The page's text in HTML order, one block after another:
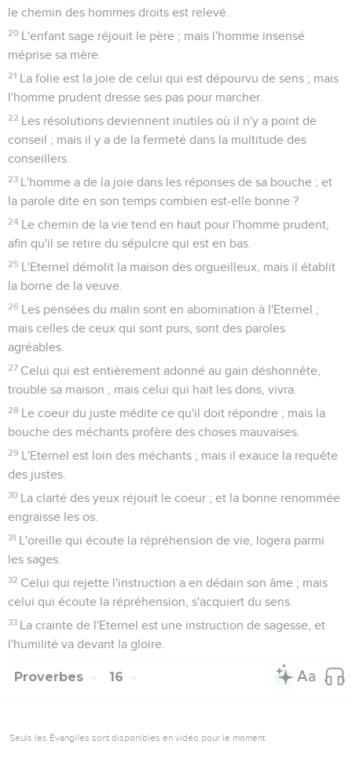
le chemin des hommes droits est relevé.
20 L'enfant sage réjouit le père ; mais l'homme insensé
méprise sa mère.
21 La folie est la joie de celui qui est dépourvu de sens ; mais
l'homme prudent dresse ses pas pour marcher.
22 Les résolutions deviennent inutiles où il n'y a point de
conseil ; mais il y a de la fermeté dans la multitude des
conseillers.
23 L'homme a de la joie dans les réponses de sa bouche ; et
la parole dite en son temps combien est-elle bonne ?
24 Le chemin de la vie tend en haut pour l'homme prudent,
afin qu'il se retire du sépulcre qui est en bas.
25 L'Eternel démolit la maison des orgueilleux, mais il établit
la borne de la veuve.
26 Les pensées du malin sont en abomination à l'Eternel ;
mais celles de ceux qui sont purs, sont des paroles
agréables.
27 Celui qui est entièrement adonné au gain déshonnête,
trouble sa maison ; mais celui qui hait les dons, vivra.
28 Le coeur du juste médite ce qu'il doit répondre ; mais la
bouche des méchants profère des choses mauvaises.
29 L'Eternel est loin des méchants ; mais il exauce la requête
des justes.
30 La clarté des yeux réjouit le coeur ; et la bonne renommée
engraisse les os.
31 L'oreille qui écoute la répréhension de vie, logera parmi
les sages.
32 Celui qui rejette l'instruction a en dédain son âme ; mais
celui qui écoute la répréhension, s'acquiert du sens.
33 La crainte de l'Eternel est une instruction de sagesse, et
l'humilité va devant la gloire.
Proverbes 16
Seuls les Évangiles sont disponibles en vidéo pour le moment.